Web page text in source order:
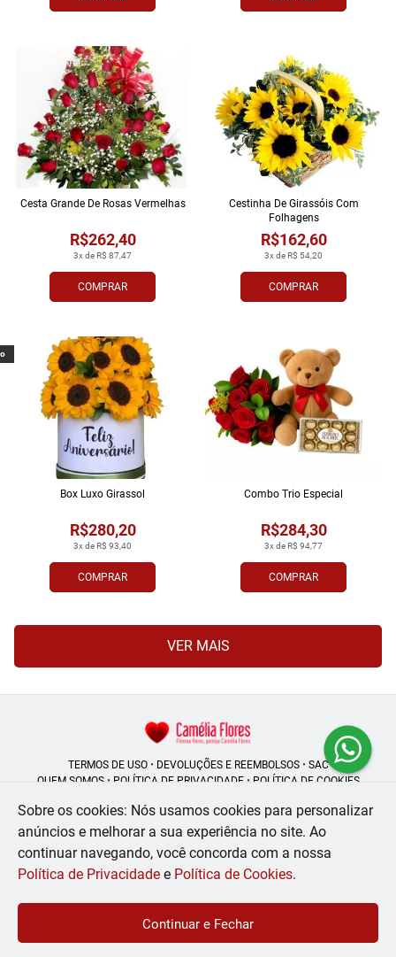
COMPRAR
3x de R$ 87,47
R$262,40
Cesta Grande De Rosas Vermelhas
COMPRAR
3x de R$ 54,20
R$162,60
Cestinha De Girassóis Com
Folhagens
COMPRAR
3x de R$ 93,40
R$280,20
Box Luxo Girassol
COMPRAR
3x de R$ 94,77
R$284,30
Combo Trio Especial
VER MAIS
TERMOS DE USO• DEVOLUÇÕES E REEMBOLSOS• SAC
QUEM SOMOS• POLÍTICA DE PRIVACIDADE• POLÍTICA DE COOKIES
Camélia Flores | CNPJ: 08.250.956/0001-53
Rua do Rosário - 164, Centro - Rio de Janeiro - RJ - 20041-002
© 2024-2026 - Todos os direitos reservados - Desenvolvido por
Sobre os cookies: Nós usamos cookies para personalizar
anúncios e melhorar a sua experiência no site. Ao
continuar navegando, você concorda com a nossa
Política de Privacidade e Política de Cookies.
Continuar e Fechar